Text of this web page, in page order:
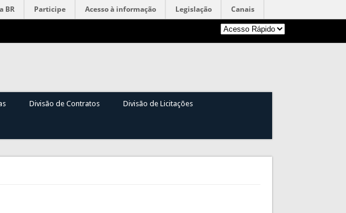
BR Participe Acesso à informação Legislação Canais
Divisão de Contratos Divisão de Licitações